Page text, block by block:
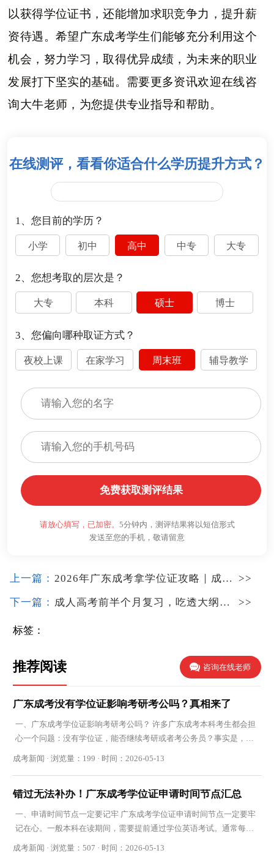
以获得学位证书，还能增加求职竞争力，提升薪
资待遇。希望广东成考学生们能够充分利用这个
机会，努力学习，取得优异成绩，为未来的职业
发展打下坚实的基础。需要更多资讯欢迎在线咨
询大牛老师，为您提供专业指导和帮助。
在线测评，看看你适合什么学历提升方式？
1、您目前的学历？
小学 初中 高中 中专 大专
2、您想考取的层次是？
大专 本科 硕士 博士
3、您偏向哪种取证方式？
夜校上课 在家学习 周末班 辅导教学
免费获取测评结果
请放心填写，已加密。 5分钟内，测评结果将以短信形式
发送至您的手机，敬请留意
上一篇： 2026年广东成考拿学位证攻略｜成绩、论文、外语要求 >>
下一篇： 成人高考前半个月复习，吃透大纲回归基础 >>
标签：
推荐阅读 咨询在线老师
广东成考没有学位证影响考研考公吗？真相来了
一、广东成考学位证影响考研考公吗？ 许多广东成考本科考生都会担
心一个问题：没有学位证，能否继续考研或者考公务员？事实是，虽
然某些岗位可以报考，但是限制非常多。对于公
成考新闻 · 浏览量：199 · 时间：2026-05-13
错过无法补办！广东成考学位证申请时间节点汇总
一、申请时间节点一定要记牢 广东成考学位证申请时间节点一定要牢
记在心。一般本科在读期间，需要提前通过学位英语考试。通常每年
有1-2次报考机会，毕业论文安排在毕业前半年完
成考新闻 · 浏览量：507 · 时间：2026-05-13